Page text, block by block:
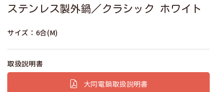
ステンレス製外鍋／クラシック ホワイト
サイズ：6合(M)
取扱説明書
大同電鍋取扱説明書